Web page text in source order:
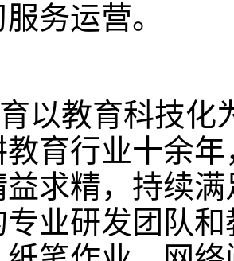
务运营。
以教育科技化
教育行业十余
求精，持续
业研发团队